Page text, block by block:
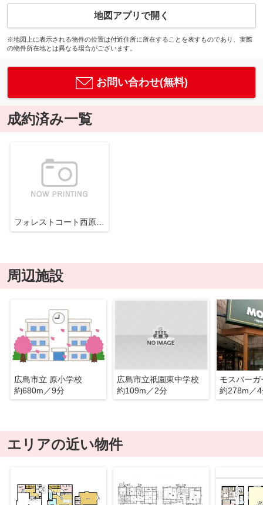
地図アプリで開く
※地図上に表示される物件の位置は付近住所に所在することを表すものであり、実際
の物件所在地とは異なる場合がございます。
お問い合わせ(無料)
成約済み一覧
フォレストコート西原・デュオ
周辺施設
広島市立 原小学校
約680m／9分
広島市立祇園東中学校
約109m／2分
モスバーガ
約278m／
エリアの近い物件